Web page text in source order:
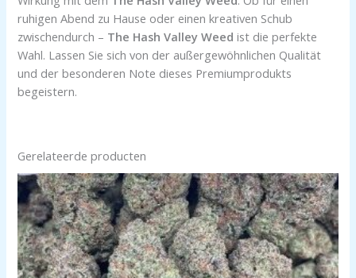
ruhigen Abend zu Hause oder einen kreativen Schub
zwischendurch – The Hash Valley Weed ist die perfekte
Wahl. Lassen Sie sich von der außergewöhnlichen Qualität
und der besonderen Note dieses Premiumprodukts
begeistern.
Gerelateerde producten